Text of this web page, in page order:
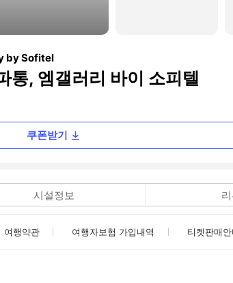
by Sofitel
통, 엠갤러리 바이 소피텔
쿠폰받기
시설정보
여행약관 여행자보험 가입내역 티켓판매안